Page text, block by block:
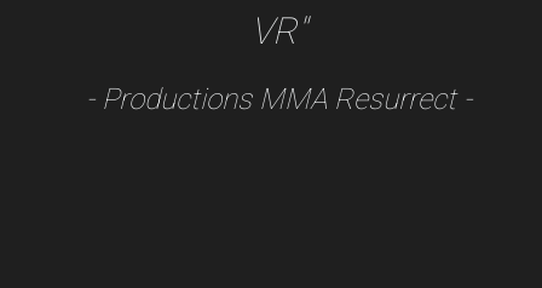
VR"
- Productions MMA Resurrect -